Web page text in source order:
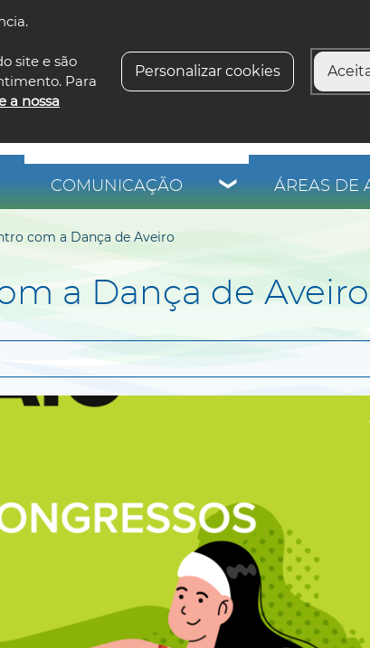
site e são
Para
a nossa
Personalizar cookies
COMUNICAÇÃO ÁREAS DE
com a Dança de Aveiro
a Dança de Aveiro